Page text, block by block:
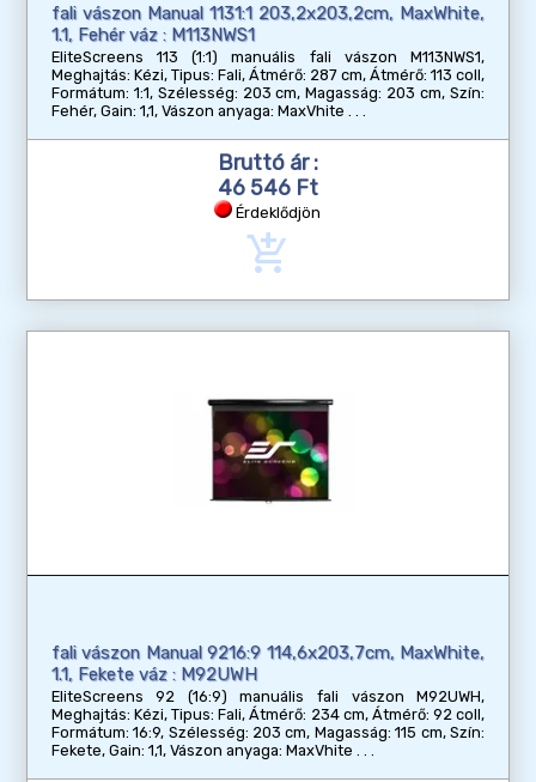
fali vászon Manual 1131:1 203,2x203,2cm, MaxWhite,
1.1, Fehér váz : M113NWS1
EliteScreens 113 (1:1) manuális fali vászon M113NWS1,
Meghajtás: Kézi, Tipus: Fali, Átmérő: 287 cm, Átmérő: 113 coll,
Formátum: 1:1, Szélesség: 203 cm, Magasság: 203 cm, Szín:
Fehér, Gain: 1,1, Vászon anyaga: MaxVhite
Bruttó ár :
46 546 Ft
Érdeklődjön
add_shopping_cart
fali vászon Manual 9216:9 114,6x203,7cm, MaxWhite,
1.1, Fekete váz : M92UWH
EliteScreens 92 (16:9) manuális fali vászon M92UWH,
Meghajtás: Kézi, Tipus: Fali, Átmérő: 234 cm, Átmérő: 92 coll,
Formátum: 16:9, Szélesség: 203 cm, Magasság: 115 cm, Szín:
Fekete, Gain: 1,1, Vászon anyaga: MaxVhite